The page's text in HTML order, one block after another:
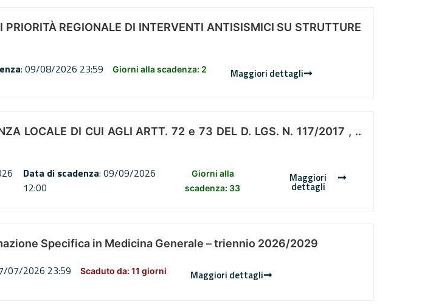
REGIONALE DI INTERVENTI ANTISISMICI SU STRUTTURE
: 09/08/2026 23:59 Giorni alla scadenza: 2 Maggiori dettagli
LOCALE DI CUI AGLI ARTT. 72 e 73 DEL D. LGS. N. 117/2017 , ..
Data di scadenza: 09/09/2026
12:00
Giorni alla
scadenza: 33
Maggiori
dettagli
Specifica in Medicina Generale – triennio 2026/2029
07/2026 23:59 Scaduto da: 11 giorni Maggiori dettagli